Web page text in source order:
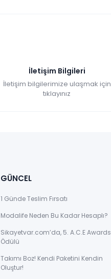
İletişim Bilgileri
İletişim bilgilerimize ulaşmak için
tıklayınız
GÜNCEL
1 Günde Teslim Fırsatı
Modalife Neden Bu Kadar Hesaplı?
Sikayetvar.com’da, 5. A.C.E Awards
Ödülü
Takımı Boz! Kendi Paketini Kendin
Oluştur!